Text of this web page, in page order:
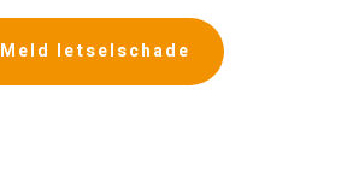
Meld letselschade